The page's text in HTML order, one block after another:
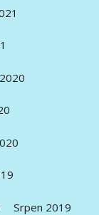
Srpen 2019